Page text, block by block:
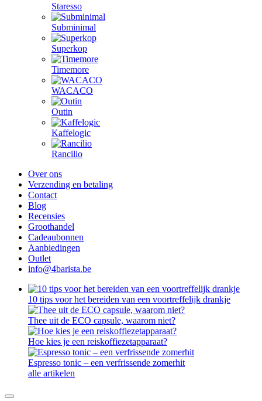
Staresso
Subminimal
Superkop
Timemore
WACACO
Outin
Kaffelogic
Rancilio
Over ons
Verzending en betaling
Contact
Blog
Recensies
Groothandel
Cadeaubonnen
Aanbiedingen
Outlet
info@4barista.be
10 tips voor het bereiden van een voortreffelijk drankje
Thee uit de ECO capsule, waarom niet?
Hoe kies je een reiskoffiezetapparaat?
Espresso tonic – een verfrissende zomerhit
alle artikelen